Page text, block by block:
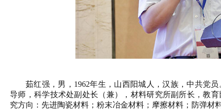
茹红强，男， 1962年生，山西阳城人，汉族，中共党
导师，科学技术处副处长（兼），材料研究所副所长，教
究方向：先进陶瓷材料；粉末冶金材料；摩擦材料；防弹材